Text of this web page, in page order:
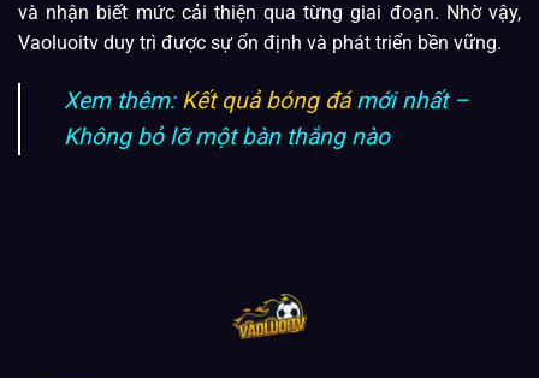
và nhận biết mức cải thiện qua từng giai đoạn. Nhờ vậy,
Vaoluoitv duy trì được sự ổn định và phát triển bền vững.
Xem thêm: Kết quả bóng đámới nhất –
Không bỏ lỡ một bàn thắng nào